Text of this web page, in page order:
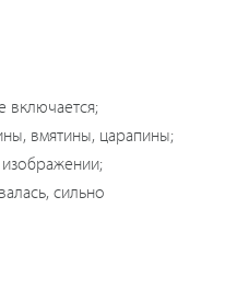
включается;
вмятины, царапины;
сильно